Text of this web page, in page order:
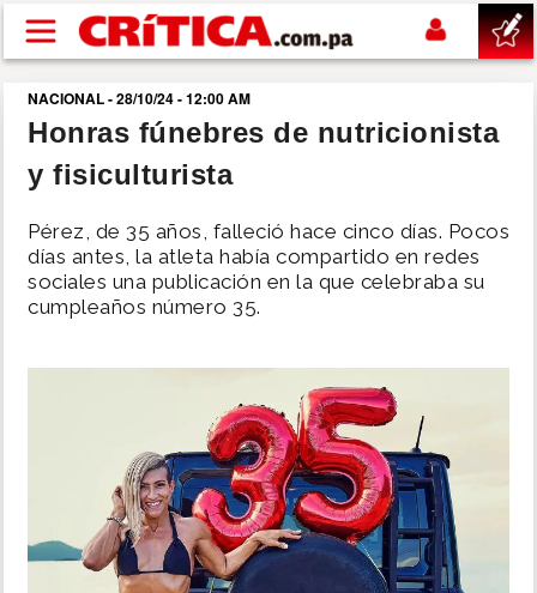
Pasar al contenido principal
buscar
SUCESOS
NACIONAL
POLÍTICA
NACIONAL - 28/10/24 - 12:00 AM
Honras fúnebres de nutricionista
y fisiculturista
Pérez, de 35 años, falleció hace cinco días. Pocos
días antes, la atleta había compartido en redes
sociales una publicación en la que celebraba su
cumpleaños número 35.